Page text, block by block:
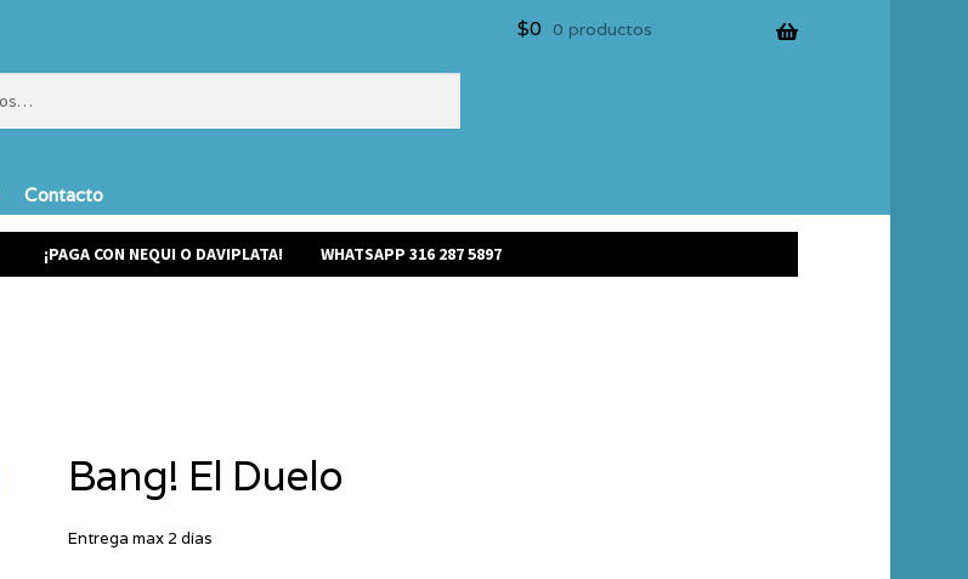
$0 0 productos
Contacto
¡PAGA CON NEQUI O DAVIPLATA! WHATSAPP 316 287 5897
Bang! El Duelo
Entrega max 2 días